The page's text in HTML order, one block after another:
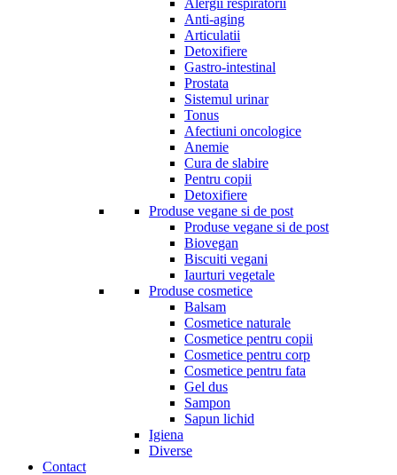
Alergii respiratorii
Anti-aging
Articulatii
Detoxifiere
Gastro-intestinal
Prostata
Sistemul urinar
Tonus
Afectiuni oncologice
Anemie
Cura de slabire
Pentru copii
Detoxifiere
Produse vegane si de post
Produse vegane si de post
Biovegan
Biscuiti vegani
Iaurturi vegetale
Produse cosmetice
Balsam
Cosmetice naturale
Cosmetice pentru copii
Cosmetice pentru corp
Cosmetice pentru fata
Gel dus
Sampon
Sapun lichid
Igiena
Diverse
Contact